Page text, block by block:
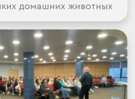
домашних животных